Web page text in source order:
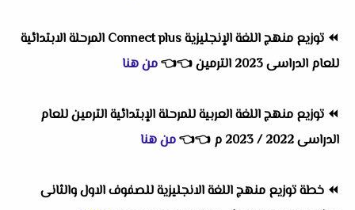
⏪
توزيع منهج اللغة الإنجليزية Connect plus المرحلة الابتدائية
للعام الدراسى 2023 الترمين
👈
👈من هنا
⏪ توزيع منهج اللغة العربية للمرحلة الإبتدائية الترمين للعام
الدراسى 2022 / 2023 م
👈
👈من هنا
⏪ خطةتوزيع منهج اللغة الانجليزية للصفوف الاول والثانى